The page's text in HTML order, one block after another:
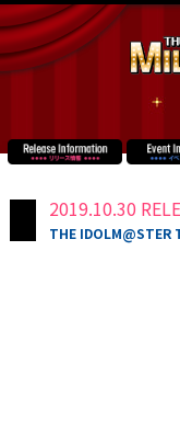
2019.10.30
THE IDOLM@STER